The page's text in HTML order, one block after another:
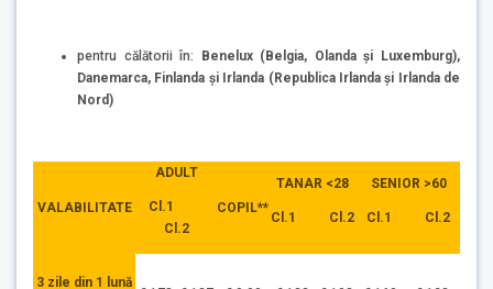
pentru călătorii în:
Benelux (Belgia, Olanda și Luxemburg),
Danemarca, Finlanda și Irlanda (Republica Irlanda și Irlanda de
Nord)
VALABILITATE
ADULT
Cl.1
Cl.2
COPIL**
TANAR <28
Cl.1 Cl.2
SENIOR >60
Cl.1 Cl.2
3 zile din 1 lună